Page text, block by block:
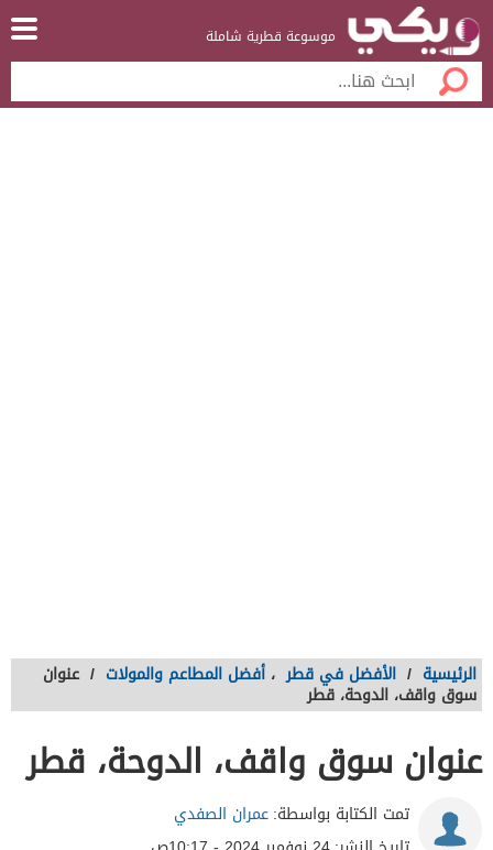
موسوعة قطرية شاملة
الرئيسية / الأفضل في قطر ، أفضل المطاعم والمولات / عنوان
سوق واقف، الدوحة، قطر
عنوان سوق واقف، الدوحة، قطر
تمت الكتابة بواسطة:عمران الصفدي